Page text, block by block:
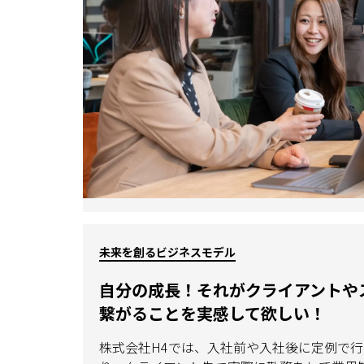
未来を創るビジネスモデル
自分の成長！それがクライアント
繋がることを実感して欲しい！
株式会社H4では、入社前や入社後に定例で